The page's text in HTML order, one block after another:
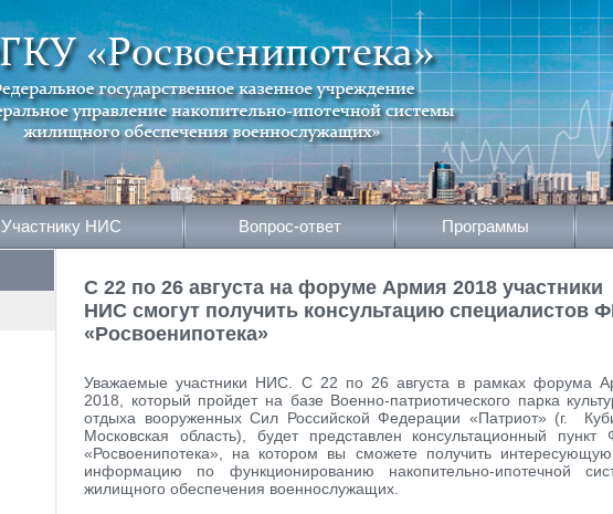
Участнику НИС Вопрос-ответ Программы
С 22 по 26 августа на форуме Армия 2018 участники
НИС смогут получить консультацию специалистов
«Росвоенипотека»
Уважаемые участники НИС. С 22 по 26 августа в рамках форума
2018, который пройдет на базе Военно-патриотического парка
отдыха вооруженных Сил Российской Федерации «Патриот» (г.
Московская область), будет представлен консультационный пункт
«Росвоенипотека», на котором вы сможете получить
информацию по функционированию накопительно-ипотечной
жилищного обеспечения военнослужащих.